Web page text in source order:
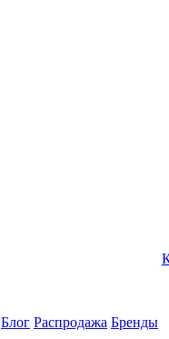
Блог Распродажа Бренды